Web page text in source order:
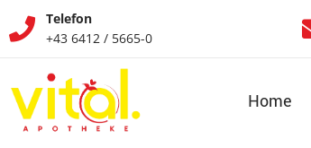
Telefon
+43 6412 / 5665-0
Home